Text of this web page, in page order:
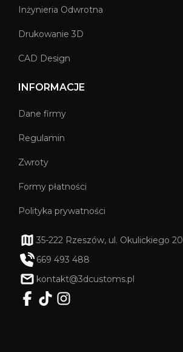
Inżynieria Odwrotna
Drukowanie 3D
CAD Design
INFORMACJE
Dane firmy
Regulamin
Zwroty
Formy płatności
Polityka prywatności
35-222 Rzeszów, ul. Okulickiego 20
669 493 488
kontakt@3dcustoms.pl